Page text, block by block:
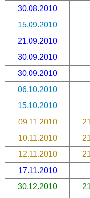
30.08.2010
15.09.2010
21.09.2010
30.09.2010
30.09.2010
06.10.2010
15.10.2010
09.11.2010
10.11.2010
12.11.2010
17.11.2010
30.12.2010